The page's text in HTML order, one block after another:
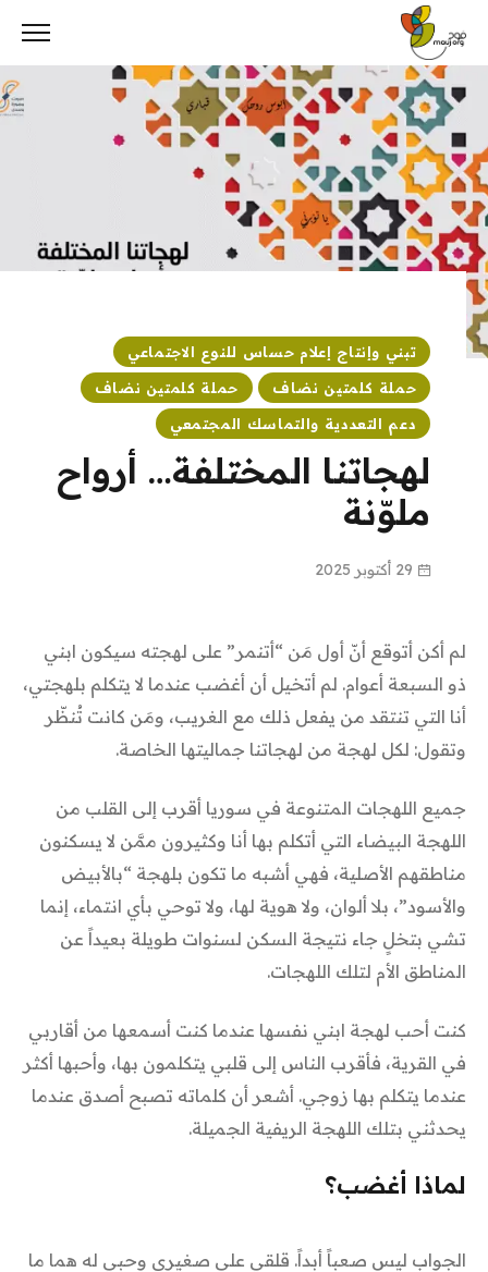
content
تبني وإنتاج إعلام حساس للنوع الاجتماعي
حملة كلمتين نضاف حملة كلمتين نضاف
دعم التعددية والتماسك المجتمعي
لهجاتنا المختلفة… أرواح
ملوّنة
29 أكتوبر 2025
لم أكن أتوقع أنّ أول مَن “أتنمر” على لهجته سيكون ابني
ذو السبعة أعوام. لم أتخيل أن أغضب عندما لا يتكلم بلهجتي،
أنا التي تنتقد من يفعل ذلك مع الغريب، ومَن كانت تُنظّر
وتقول: لكل لهجة من لهجاتنا جماليتها الخاصة.
جميع اللهجات المتنوعة في سوريا أقرب إلى القلب من
اللهجة البيضاء التي أتكلم بها أنا وكثيرون ممَّن لا يسكنون
مناطقهم الأصلية، فهي أشبه ما تكون بلهجة “بالأبيض
والأسود”، بلا ألوان، ولا هوية لها، ولا توحي بأي انتماء، إنما
تشي بتخلٍ جاء نتيجة السكن لسنوات طويلة بعيداً عن
المناطق الأم لتلك اللهجات.
كنت أحب لهجة ابني نفسها عندما كنت أسمعها من أقاربي
في القرية، فأقرب الناس إلى قلبي يتكلمون بها، وأحبها أكثر
عندما يتكلم بها زوجي. أشعر أن كلماته تصبح أصدق عندما
يحدثني بتلك اللهجة الريفية الجميلة.
لماذا أغضب؟
الجواب ليس صعباً أبداً. قلقي على صغيري وحبي له هما ما